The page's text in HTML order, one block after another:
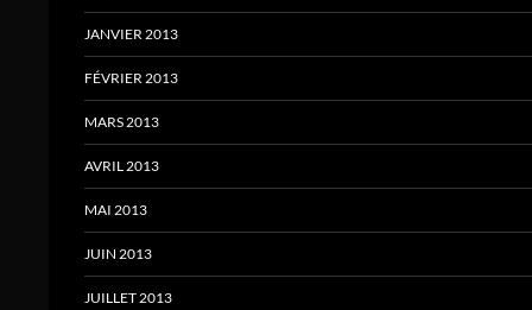
JANVIER 2013
FÉVRIER 2013
MARS 2013
AVRIL 2013
MAI 2013
JUIN 2013
JUILLET 2013